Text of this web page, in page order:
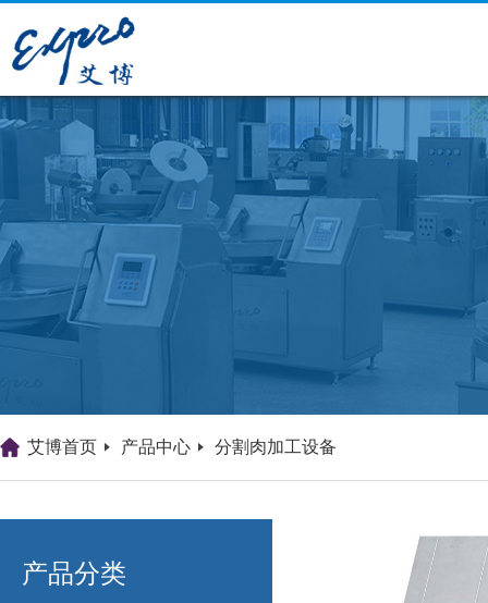
艾博肉类科技（浙江）有限
艾博首页 产品中心 分割肉加工设备
产品分类